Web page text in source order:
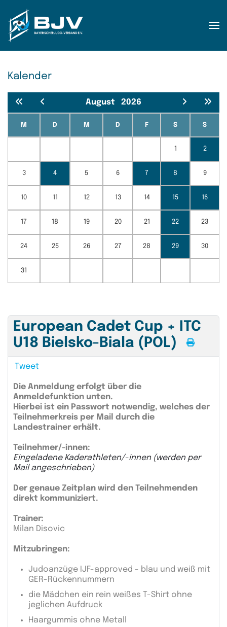
Zum Hauptinhalt springen
Kalender
August 2026
M D M D F S S
1 2
3 4 5 6 7 8 9
10 11 12 13 14 15 16
17 18 19 20 21 22 23
24 25 26 27 28 29 30
31
European Cadet Cup + ITC
U18 Bielsko-Biala (POL)
Tweet
Die Anmeldung erfolgt über die
Anmeldefunktion unten.
Hierbei ist ein Passwort notwendig, welches der
Teilnehmerkreis per Mail durch die
Landestrainer erhält.
Teilnehmer/-innen:
Eingeladene Kaderathleten/-innen (werden per
Mail angeschrieben)
Der genaue Zeitplan wird den Teilnehmenden
direkt kommuniziert.
Trainer:
Milan Disovic
Mitzubringen:
Judoanzüge IJF-approved - blau und weiß mit
GER-Rückennummern
die Mädchen ein rein weißes T-Shirt ohne
jeglichen Aufdruck
Haargummis ohne Metall